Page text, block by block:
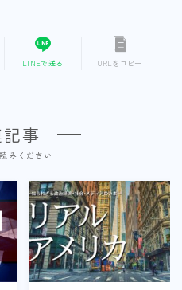
LINEで送る URLをコピー
記事
みください